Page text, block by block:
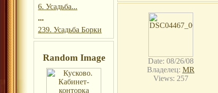
6. Усадьба...
...
239. Усадьба Борки
Random Image
Date: 08/26/08
Владелец: MR
Views: 257